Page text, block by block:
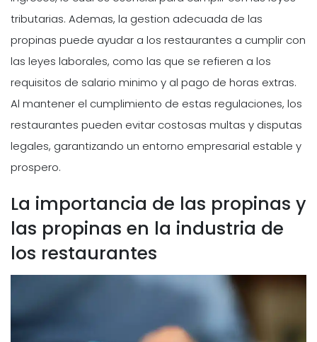
tributarias. Ademas, la gestion adecuada de las
propinas puede ayudar a los restaurantes a cumplir con
las leyes laborales, como las que se refieren a los
requisitos de salario minimo y al pago de horas extras.
Al mantener el cumplimiento de estas regulaciones, los
restaurantes pueden evitar costosas multas y disputas
legales, garantizando un entorno empresarial estable y
prospero.
La importancia de las propinas y
las propinas en la industria de
los restaurantes